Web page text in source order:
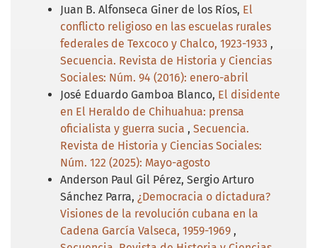
Juan B. Alfonseca Giner de los Ríos, El
conflicto religioso en las escuelas rurales
federales de Texcoco y Chalco, 1923-1933 ,
Secuencia. Revista de Historia y Ciencias
Sociales: Núm. 94 (2016): enero-abril
José Eduardo Gamboa Blanco, El disidente
en El Heraldo de Chihuahua: prensa
oficialista y guerra sucia , Secuencia.
Revista de Historia y Ciencias Sociales:
Núm. 122 (2025): Mayo-agosto
Anderson Paul Gil Pérez, Sergio Arturo
Sánchez Parra, ¿Democracia o dictadura?
Visiones de la revolución cubana en la
Cadena García Valseca, 1959-1969 ,